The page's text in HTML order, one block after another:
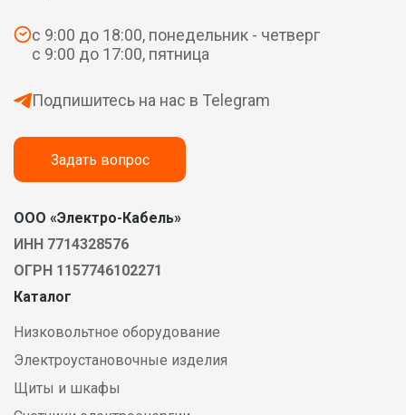
с 9:00 до 18:00, понедельник - четверг
с 9:00 до 17:00, пятница
Подпишитесь на нас в Telegram
Задать вопрос
ООО «Электро-Кабель»
ИНН 7714328576
ОГРН 1157746102271
Каталог
Низковольтное оборудование
Электроустановочные изделия
Щиты и шкафы